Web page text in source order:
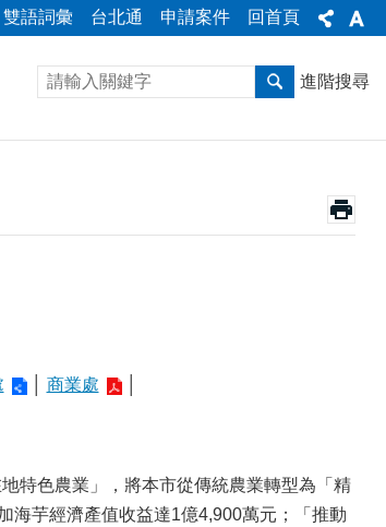
雙語詞彙 台北通 申請案件 回首頁
進階搜尋
│ 商業處 │
特色農業」，將本市從傳統農業轉型為「精
海芋經濟產值收益達1億4,900萬元；「推動